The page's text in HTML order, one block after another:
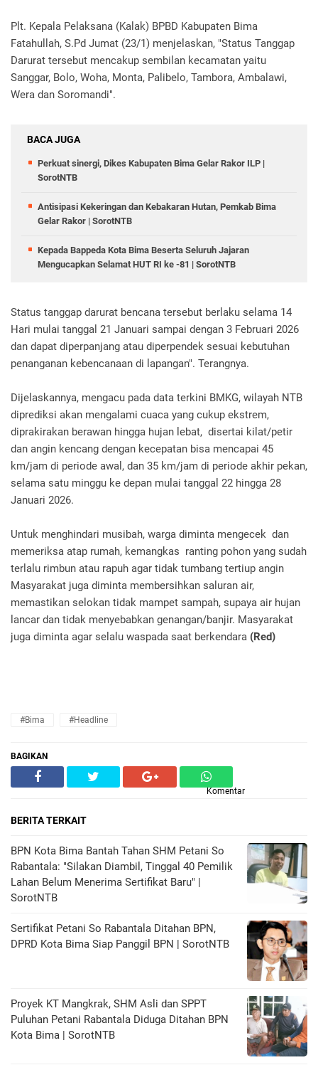
Plt. Kepala Pelaksana (Kalak) BPBD Kabupaten Bima
Fatahullah, S.Pd Jumat (23/1) menjelaskan, "Status Tanggap
Darurat tersebut mencakup sembilan kecamatan yaitu
Sanggar, Bolo, Woha, Monta, Palibelo, Tambora, Ambalawi,
Wera dan Soromandi".
BACA JUGA
Perkuat sinergi, Dikes Kabupaten Bima Gelar Rakor ILP |
SorotNTB
Antisipasi Kekeringan dan Kebakaran Hutan, Pemkab Bima
Gelar Rakor | SorotNTB
Kepada Bappeda Kota Bima Beserta Seluruh Jajaran
Mengucapkan Selamat HUT RI ke -81 | SorotNTB
Status tanggap darurat bencana tersebut berlaku selama 14
Hari mulai tanggal 21 Januari sampai dengan 3 Februari 2026
dan dapat diperpanjang atau diperpendek sesuai kebutuhan
penanganan kebencanaan di lapangan". Terangnya.
Dijelaskannya, mengacu pada data terkini BMKG, wilayah NTB
diprediksi akan mengalami cuaca yang cukup ekstrem,
diprakirakan berawan hingga hujan lebat, disertai kilat/petir
dan angin kencang dengan kecepatan bisa mencapai 45
km/jam di periode awal, dan 35 km/jam di periode akhir pekan,
selama satu minggu ke depan mulai tanggal 22 hingga 28
Januari 2026.
Untuk menghindari musibah, warga diminta mengecek dan
memeriksa atap rumah, kemangkas ranting pohon yang sudah
terlalu rimbun atau rapuh agar tidak tumbang tertiup angin
Masyarakat juga diminta membersihkan saluran air,
memastikan selokan tidak mampet sampah, supaya air hujan
lancar dan tidak menyebabkan genangan/banjir. Masyarakat
juga diminta agar selalu waspada saat berkendara (Red)
#Bima #Headline
BAGIKAN
Komentar
BERITA TERKAIT
BPN Kota Bima Bantah Tahan SHM Petani So
Rabantala: "Silakan Diambil, Tinggal 40 Pemilik
Lahan Belum Menerima Sertifikat Baru" |
SorotNTB
Sertifikat Petani So Rabantala Ditahan BPN,
DPRD Kota Bima Siap Panggil BPN | SorotNTB
Proyek KT Mangkrak, SHM Asli dan SPPT
Puluhan Petani Rabantala Diduga Ditahan BPN
Kota Bima | SorotNTB